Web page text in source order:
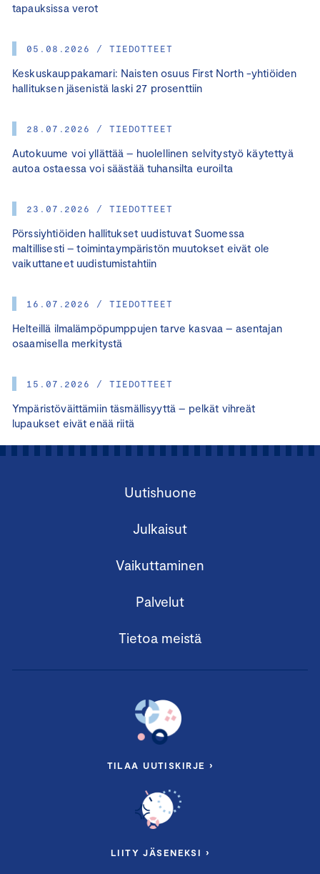
tapauksissa verot
05.08.2026 / TIEDOTTEET
Keskuskauppakamari: Naisten osuus First North -yhtiöiden
hallituksen jäsenistä laski 27 prosenttiin
28.07.2026 / TIEDOTTEET
Autokuume voi yllättää – huolellinen selvitystyö käytettyä
autoa ostaessa voi säästää tuhansilta euroilta
23.07.2026 / TIEDOTTEET
Pörssiyhtiöiden hallitukset uudistuvat Suomessa
maltillisesti – toimintaympäristön muutokset eivät ole
vaikuttaneet uudistumistahtiin
16.07.2026 / TIEDOTTEET
Helteillä ilmalämpöpumppujen tarve kasvaa – asentajan
osaamisella merkitystä
15.07.2026 / TIEDOTTEET
Ympäristöväittämiin täsmällisyyttä – pelkät vihreät
lupaukset eivät enää riitä
Uutishuone
Julkaisut
Vaikuttaminen
Palvelut
Tietoa meistä
TILAA UUTISKIRJE ›
LIITY JÄSENEKSI ›